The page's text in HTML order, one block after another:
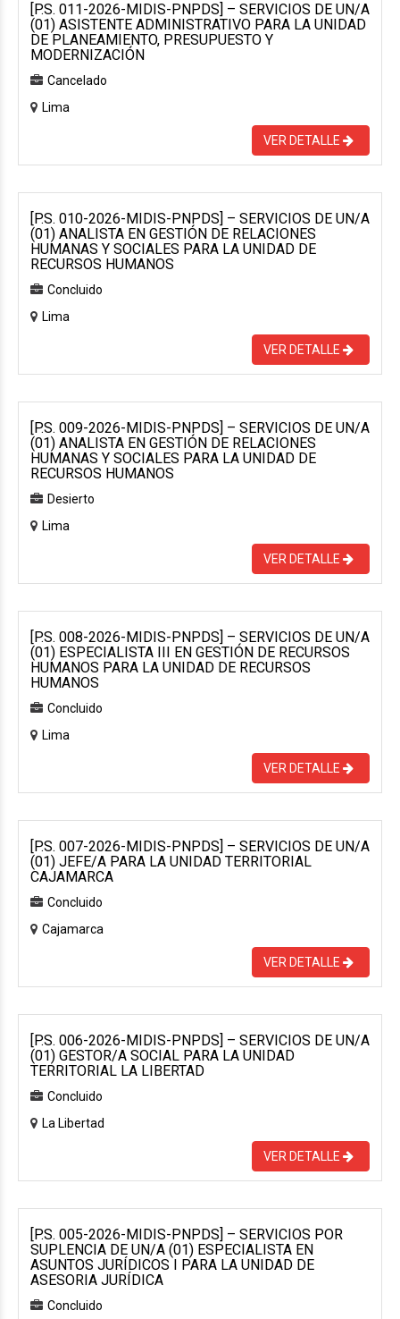
[P.S. 011-2026-MIDIS-PNPDS] – SERVICIOS DE UN/A
(01) ASISTENTE ADMINISTRATIVO PARA LA UNIDAD
DE PLANEAMIENTO, PRESUPUESTO Y
MODERNIZACIÓN
Cancelado
Lima
VER DETALLE
[P.S. 010-2026-MIDIS-PNPDS] – SERVICIOS DE UN/A
(01) ANALISTA EN GESTIÓN DE RELACIONES
HUMANAS Y SOCIALES PARA LA UNIDAD DE
RECURSOS HUMANOS
Concluido
Lima
VER DETALLE
[P.S. 009-2026-MIDIS-PNPDS] – SERVICIOS DE UN/A
(01) ANALISTA EN GESTIÓN DE RELACIONES
HUMANAS Y SOCIALES PARA LA UNIDAD DE
RECURSOS HUMANOS
Desierto
Lima
VER DETALLE
[P.S. 008-2026-MIDIS-PNPDS] – SERVICIOS DE UN/A
(01) ESPECIALISTA III EN GESTIÓN DE RECURSOS
HUMANOS PARA LA UNIDAD DE RECURSOS
HUMANOS
Concluido
Lima
VER DETALLE
[P.S. 007-2026-MIDIS-PNPDS] – SERVICIOS DE UN/A
(01) JEFE/A PARA LA UNIDAD TERRITORIAL
CAJAMARCA
Concluido
Cajamarca
VER DETALLE
[P.S. 006-2026-MIDIS-PNPDS] – SERVICIOS DE UN/A
(01) GESTOR/A SOCIAL PARA LA UNIDAD
TERRITORIAL LA LIBERTAD
Concluido
La Libertad
VER DETALLE
[P.S. 005-2026-MIDIS-PNPDS] – SERVICIOS POR
SUPLENCIA DE UN/A (01) ESPECIALISTA EN
ASUNTOS JURÍDICOS I PARA LA UNIDAD DE
ASESORIA JURÍDICA
Concluido